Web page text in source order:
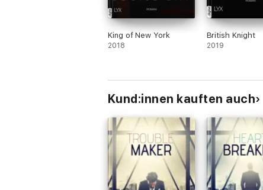
King of New York
2018
British Knight
2019
Kund:innen kauften auch